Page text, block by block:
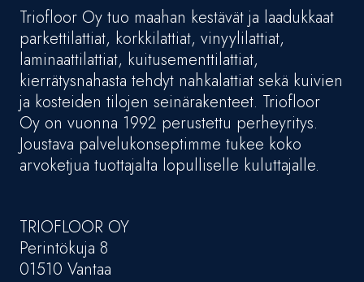
Triofloor Oy tuo maahan kestävät ja laadukkaat
parkettilattiat, korkkilattiat, vinyylilattiat,
laminaattilattiat, kuitusementtilattiat,
kierrätysnahasta tehdyt nahkalattiat sekä kuivien
ja kosteiden tilojen seinärakenteet. Triofloor
Oy on vuonna 1992 perustettu perheyritys.
Joustava palvelukonseptimme tukee koko
arvoketjua tuottajalta lopulliselle kuluttajalle.
TRIOFLOOR OY
Perintökuja 8
01510 Vantaa